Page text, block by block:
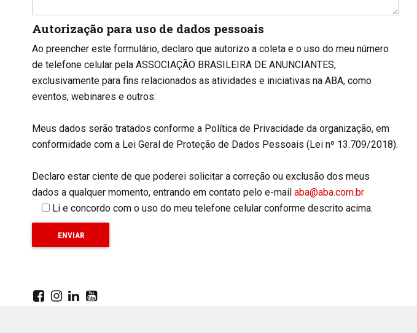
Autorização para uso de dados pessoais
Ao preencher este formulário, declaro que autorizo a coleta e o uso do meu número
de telefone celular pela ASSOCIAÇÃO BRASILEIRA DE ANUNCIANTES,
exclusivamente para fins relacionados as atividades e iniciativas na ABA, como
eventos, webinares e outros:
Meus dados serão tratados conforme a Política de Privacidade da organização, em
conformidade com a Lei Geral de Proteção de Dados Pessoais (Lei nº 13.709/2018).
Declaro estar ciente de que poderei solicitar a correção ou exclusão dos meus
dados a qualquer momento, entrando em contato pelo e-mail aba@aba.com.br
Li e concordo com o uso do meu telefone celular conforme descrito acima.